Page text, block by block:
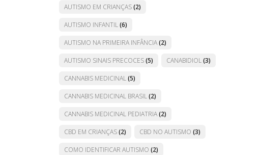
AUTISMO EM CRIANÇAS(2)
AUTISMO INFANTIL(6)
AUTISMO NA PRIMEIRA INFÂNCIA(2)
AUTISMO SINAIS PRECOCES(5) CANABIDIOL(3)
CANNABIS MEDICINAL(5)
CANNABIS MEDICINAL BRASIL(2)
CANNABIS MEDICINAL PEDIATRIA(2)
CBD EM CRIANÇAS(2) CBD NO AUTISMO (3)
COMO IDENTIFICAR AUTISMO (2)